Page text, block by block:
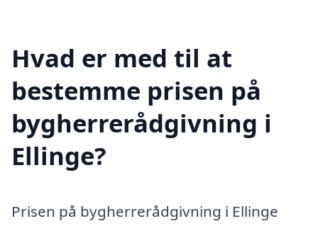
Hvad er med til at
bestemme prisen på
bygherrerådgivning i
Ellinge?
Prisen på bygherrerådgivning i Ellinge